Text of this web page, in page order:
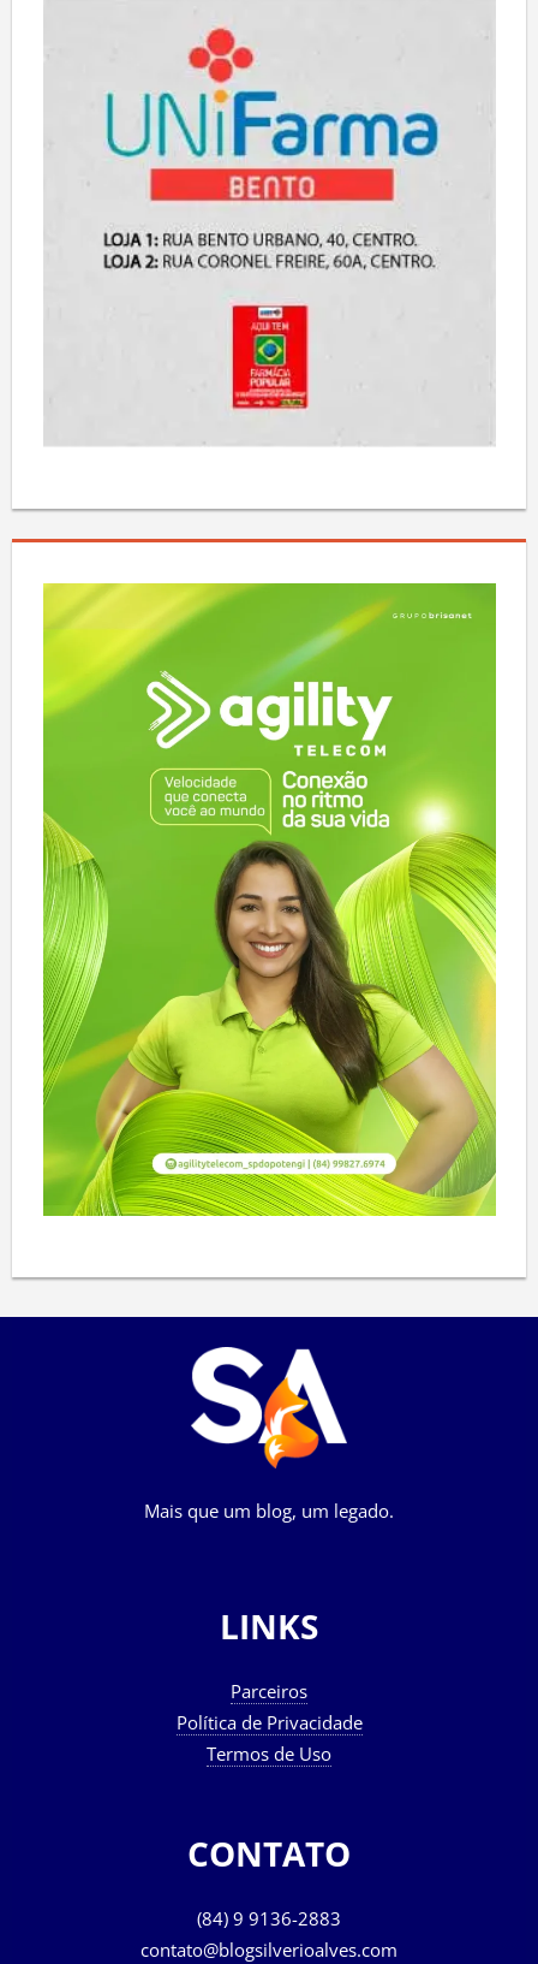
Mais que um blog, um legado.
LINKS
Parceiros
Política de Privacidade
Termos de Uso
CONTATO
(84) 9 9136-2883
contato@blogsilverioalves.com